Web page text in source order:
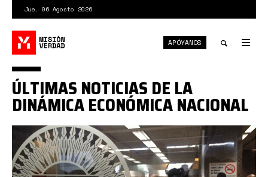
contenido
principal
Jue. 06 Agosto 2026
APÓYANOS
bae-
bcv.gif
ÚLTIMAS NOTICIAS DE LA
DINÁMICA ECONÓMICA NACIONAL